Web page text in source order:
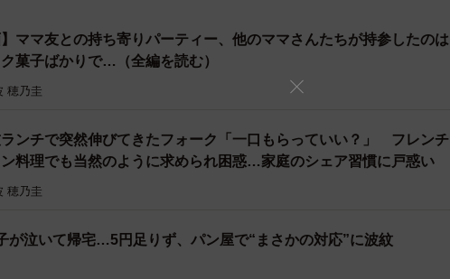
マさんたち、スナック菓子ばっかりでした…ちょっとモヤる
テーブルの上を見た瞬間に少し驚きました。並んでいたのは、大袋
、コンビニで買ったと思われるチョコレート菓子ばかり。どれも手
ではありますが、お昼をまたぐ集まりにしては「おやつ一色」だっ
】ママ友との持ち寄りパーティー、他のママさんたちが持参したのは
菓子ばかりで…（全編を読む）
穂乃圭
ンチで突然伸びてきたフォーク「一口もらっていい？」 フレンチ
料理でも当然のように求められ困惑…家庭のシェア習慣に戸惑い
穂乃圭
が泣いて帰宅…5円足りず、パン屋で“まさかの対応”に波紋